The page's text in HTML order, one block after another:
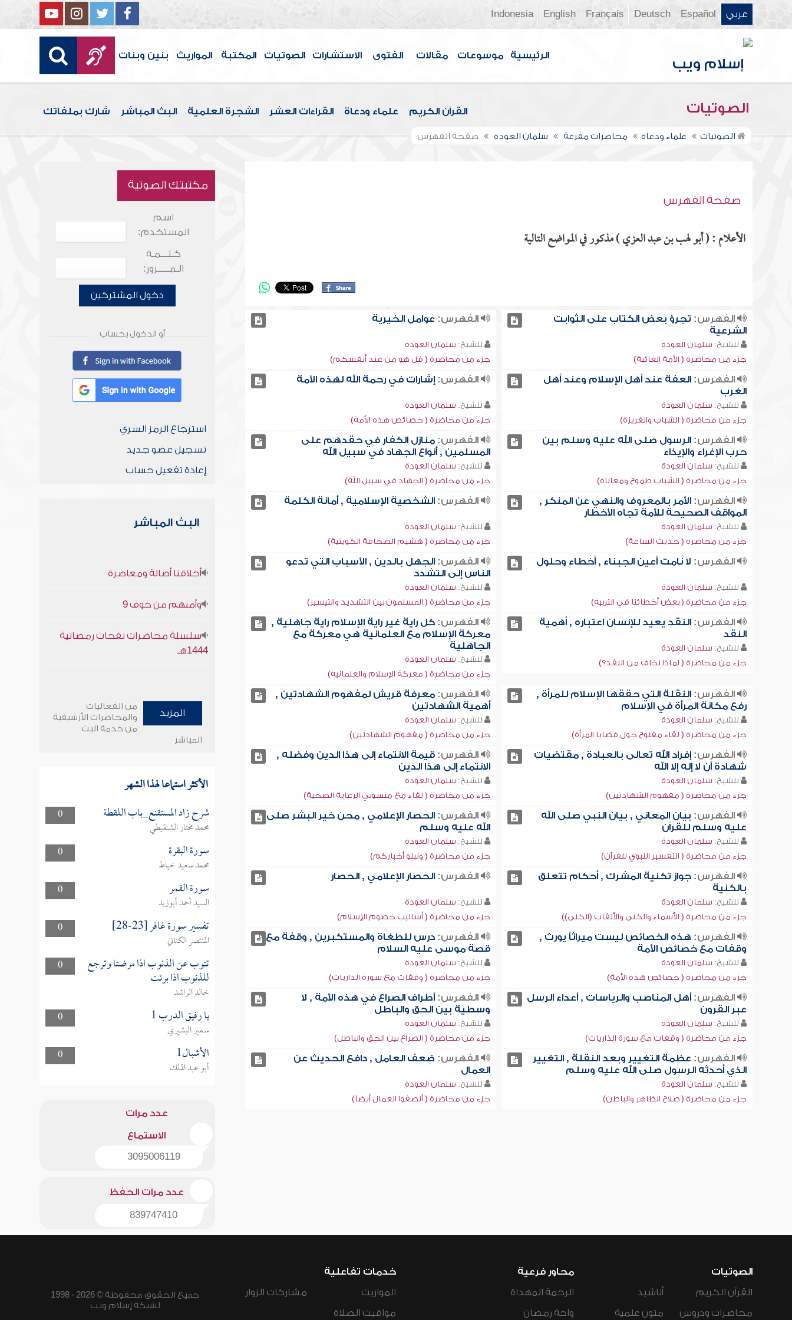
عربي Español
Deutsch
Français
English
Indonesia
الرئيسية موسوعات مقالات الفتوى الاستشارات الصوتيات المكتبة المواريث بنين وبنات
الصوتيات القرآن الكريم علماء ودعاة القراءات العشر الشجرة العلمية البث المباشر شارك بملفاتك
الصوتيات علماء ودعاة محاضرات مفرغة سلمان العودة صفحة الفهرس
صفحة الفهرس
الأعلام : ( أبو لهب بن عبد العزي ) مذكور في المواضع التالية
الفهرس: تجرؤ بعض الكتاب على الثوابت
الشرعية
للشيخ: سلمان العودة
جزء من محاضرة ( الأمة الغائبة)
الفهرس: عوامل الخيرية
للشيخ: سلمان العودة
جزء من محاضرة ( قل هو من عند أنفسكم)
الفهرس:العفة عند أهل الإسلام وعند أهل
الغرب
للشيخ: سلمان العودة
جزء من محاضرة ( الشباب والغريزة)
الفهرس: إشارات في رحمة الله لهذه الأمة
للشيخ: سلمان العودة
جزء من محاضرة ( خصائص هذه الأمة)
الفهرس:الرسول صلى الله عليه وسلم بين
حرب الإغراء والإيذاء
للشيخ: سلمان العودة
جزء من محاضرة ( الشباب طموح ومعاناة)
الفهرس: منازل الكفار في حقدهم على
المسلمين , أنواع الجهاد في سبيل الله
للشيخ: سلمان العودة
جزء من محاضرة ( الجهاد في سبيل الله)
الفهرس:الأمر بالمعروف والنهي عن المنكر ,
المواقف الصحيحة للأمة تجاه الأخطار
للشيخ: سلمان العودة
جزء من محاضرة ( حديث الساعة)
الفهرس: الشخصية الإسلامية , أمانة الكلمة
للشيخ: سلمان العودة
جزء من محاضرة ( هشيم الصحافة الكويتية)
الفهرس: لا نامت أعين الجبناء , أخطاء وحلول
للشيخ: سلمان العودة
جزء من محاضرة ( بعض أخطائنا في التربية)
الفهرس: الجهل بالدين , الأسباب التي تدعو
الناس إلى التشدد
للشيخ: سلمان العودة
جزء من محاضرة ( المسلمون بين التشديد والتيسير)
الفهرس:النقد يعيد للإنسان اعتباره , أهمية
النقد
للشيخ: سلمان العودة
جزء من محاضرة ( لماذا نخاف من النقد؟)
الفهرس: كل راية غير راية الإسلام راية جاهلية ,
معركة الإسلام مع العلمانية هي معركة مع
الجاهلية
للشيخ: سلمان العودة
جزء من محاضرة ( معركة الإسلام والعلمانية)
الفهرس:النقلة التي حققها الإسلام للمرأة ,
رفع مكانة المرأة في الإسلام
للشيخ: سلمان العودة
جزء من محاضرة ( لقاء مفتوح حول قضايا المرأة)
الفهرس: معرفة قريش لمفهوم الشهادتين ,
أهمية الشهادتين
للشيخ: سلمان العودة
جزء من محاضرة ( مفهوم الشهادتين)
الفهرس:إفراد الله تعالى بالعبادة , مقتضيات
شهادة أن لا إله إلا الله
للشيخ: سلمان العودة
جزء من محاضرة ( مفهوم الشهادتين)
الفهرس: قيمة الانتماء إلى هذا الدين وفضله ,
الانتماء إلى هذا الدين
للشيخ: سلمان العودة
جزء من محاضرة ( لقاء مع منسوبي الرعاية الصحية)
الفهرس: بيان المعاني , بيان النبي صلى الله
عليه وسلم للقرآن
للشيخ: سلمان العودة
جزء من محاضرة ( التفسير النبوي للقرآن)
الفهرس: الحصار الإعلامي , محن خير البشر صلى
الله عليه وسلم
للشيخ: سلمان العودة
جزء من محاضرة ( ونبلو أخباركم)
الفهرس:جواز تكنية المشرك , أحكام تتعلق
بالكنية
للشيخ: سلمان العودة
جزء من محاضرة ( الأسماء والكنى والألقاب (الكنى))
الفهرس: الحصار الإعلامي , الحصار
للشيخ: سلمان العودة
جزء من محاضرة ( أساليب خصوم الإسلام)
الفهرس: هذه الخصائص ليست ميراثاً يورث ,
وقفات مع خصائص الأمة
للشيخ: سلمان العودة
جزء من محاضرة ( خصائص هذه الأمة)
الفهرس: درس للطغاة والمستكبرين , وقفة مع
قصة موسى عليه السلام
للشيخ: سلمان العودة
جزء من محاضرة ( وقفات مع سورة الذاريات)
الفهرس:أهل المناصب والرياسات , أعداء الرسل
عبر القرون
للشيخ: سلمان العودة
جزء من محاضرة ( وقفات مع سورة الذاريات)
الفهرس: أطراف الصراع في هذه الأمة , لا
وسطية بين الحق والباطل
للشيخ: سلمان العودة
جزء من محاضرة ( الصراع بين الحق والباطل)
الفهرس: عظمة التغيير وبعد النقلة , التغيير
الذي أحدثه الرسول صلى الله عليه وسلم
للشيخ: سلمان العودة
جزء من محاضرة ( صلاح الظاهر والباطن)
الفهرس: ضعف العامل , دافع الحديث عن
العمال
للشيخ: سلمان العودة
جزء من محاضرة ( أنصفوا العمال أيضاً)
مكتبتك الصوتية
اسم
المستخدم:
كـلـــمـة
الـمـــــرور:
دخول المشتركين
أو الدخول بحساب
استرجاع الرمز السري
تسجيل عضو جديد
إعادة تفعيل حساب
البث المباشر
أخلاقنا أصالة ومعاصرة
وأمنهم من خوف 9
سلسلة محاضرات نفحات رمضانية
1444هـ
المزيد
من الفعاليات
والمحاضرات الأرشيفية
من خدمة البث
المباشر
الأكثر استماعا لهذا الشهر
0 شرح زاد المستقنع_باب اللقطة
محمد مختار الشنقيطي
0
سورة البقرة
محمد سعيد خياط
0
سورة القمر
السيد أحمد أبوزيد
0
تفسير سورة غافر [23-28]
المنتصر الكتاني
0
تتوب عن الذنوب اذا مرضتا وترجع
للذنوب اذا برئت
خالد الراشد
0
يا رفيق الدرب 1
سمير البشيري
0
الأشبال1
أبو عبد الملك
عدد مرات
الاستماع
3095006119
عدد مرات الحفظ
839747410
الصوتيات
القرآن الكريم
محاضرات ودروس
أناشيد
متون علمية
محاور فرعية
الرحمة المهداة
واحة رمضان
خدمات تفاعلية
المواريث
مواقيت الصلاة
مشاركات الزوار
جميع الحقوق محفوظة © 2026 - 1998
لشبكة إسلام ويب